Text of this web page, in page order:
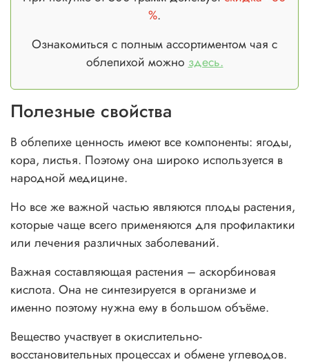
%.
Ознакомиться с полным ассортиментом чая с
облепихой можно здесь.
Полезные свойства
В облепихе ценность имеют все компоненты: ягоды,
кора, листья. Поэтому она широко используется в
народной медицине.
Но все же важной частью являются плоды растения,
которые чаще всего применяются для профилактики
или лечения различных заболеваний.
Важная составляющая растения – аскорбиновая
кислота. Она не синтезируется в организме и
именно поэтому нужна ему в большом объёме.
Вещество участвует в окислительно-
восстановительных процессах и обмене углеводов.